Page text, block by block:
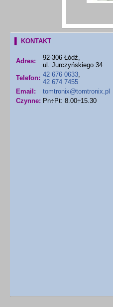
▌ KONTAKT
Adres:
92-306 Łódź,
ul. Jurczyńskiego 34
Telefon: 42 676 0633,
42 674 7455
Email:
tomtronix@tomtronix.pl
Czynne: Pn÷Pt: 8.00÷15.30